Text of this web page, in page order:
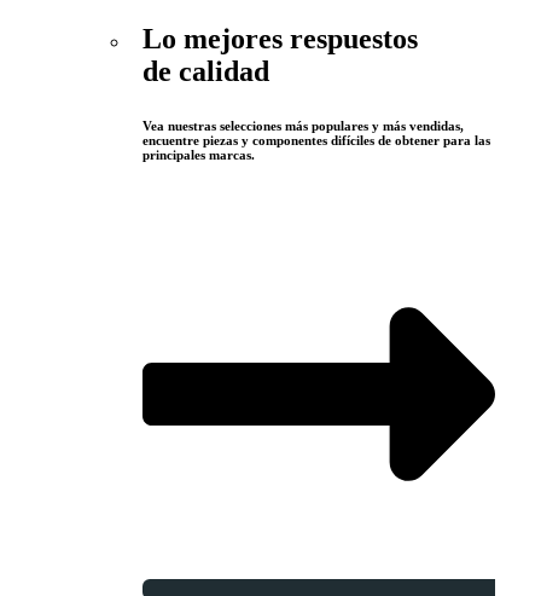
Lo mejores respuestos
de calidad
Vea nuestras selecciones más populares y más vendidas,
encuentre piezas y componentes difíciles de obtener para las
principales marcas.